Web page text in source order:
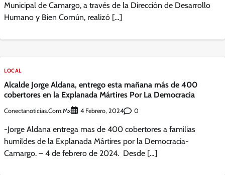
Municipal de Camargo, a través de la Dirección de Desarrollo
Humano y Bien Común, realizó […]
LOCAL
Alcalde Jorge Aldana, entrego esta mañana más de 400
cobertores en la Explanada Mártires Por La Democracia
Conectanoticias.com.mx 4 Febrero, 2024 0
-Jorge Aldana entrega mas de 400 cobertores a familias
humildes de la Explanada Mártires por la Democracia-
Camargo. – 4 de febrero de 2024. Desde […]